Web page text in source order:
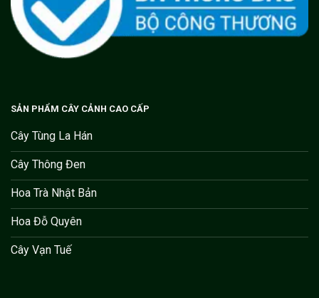
SẢN PHẨM CÂY CẢNH CAO CẤP
Cây Tùng La Hán
Cây Thông Đen
Hoa Trà Nhật Bản
Hoa Đỗ Quyên
Cây Vạn Tuế